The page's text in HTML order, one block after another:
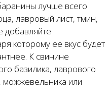
лучше всего
лавровый лист, тмин,
добавляйте
которому ее вкус будет
К свинине
базилика, лаврового
можжевельника или